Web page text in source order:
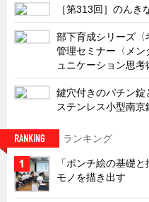
Before After
隠れた名品
旬の野菜とタキゲン製品
PICK UP NEWS
ポンチ絵の基礎と描き方
キャビネット工業会規格「
ズバッとお悩み解決 テクニカ
瀧源点回帰
［第313回］のんき
部下育成シリーズ〈
管理セミナー〈メン
ュニケーション思考
鍵穴付きのパチン
ステンレス小型南京
ランキング
「ポンチ絵の基礎
モノを描き出す